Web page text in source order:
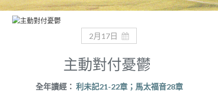
2月17日
主動對付憂鬱
全年讀經： 利未記21-22章；馬太福音28章